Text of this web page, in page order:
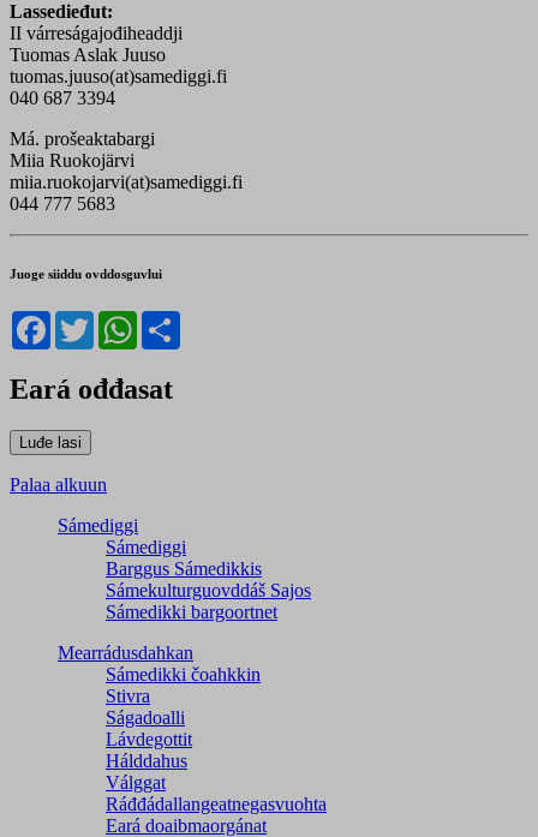
Lassedieđut:
II várreságajođiheaddji
Tuomas Aslak Juuso
tuomas.juuso(at)samediggi.fi
040 687 3394
Má. prošeaktabargi
Miia Ruokojärvi
miia.ruokojarvi(at)samediggi.fi
044 777 5683
Juoge siiddu ovddosguvlui
Facebook
TwitterWhatsApp
Eará ođđasat
Palaa alkuun
Sámediggi
Sámediggi
Barggus Sámedikkis
Sámekulturguovddáš Sajos
Sámedikki bargoortnet
Mearrádusdahkan
Sámedikki čoahkkin
Stivra
Ságadoalli
Lávdegottit
Hálddahus
Válggat
Ráđđádallangeatnegas­vuohta
Eará doaibmaorgánat